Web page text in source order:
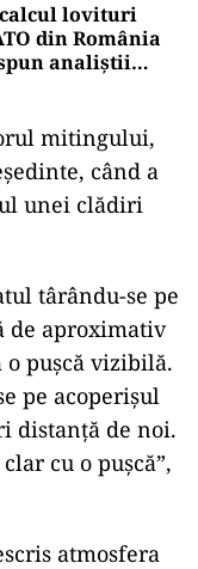
calcul lovituri
din România
analiștii
mitingului,
când a
unei clădiri
târându-se pe
de aproximativ
o pușcă vizibilă.
pe acoperișul
distanță de noi.
cu o pușcă”,
atmosfera